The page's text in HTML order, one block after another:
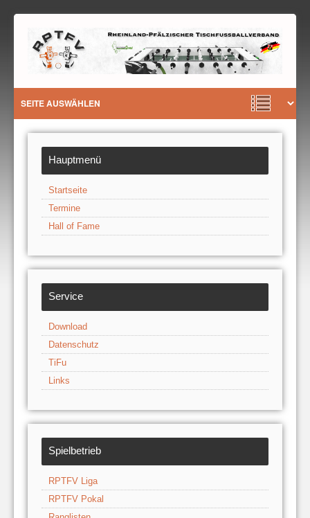
Hauptmenü
Startseite
Termine
Hall of Fame
Service
Download
Datenschutz
TiFu
Links
Spielbetrieb
RPTFV Liga
RPTFV Pokal